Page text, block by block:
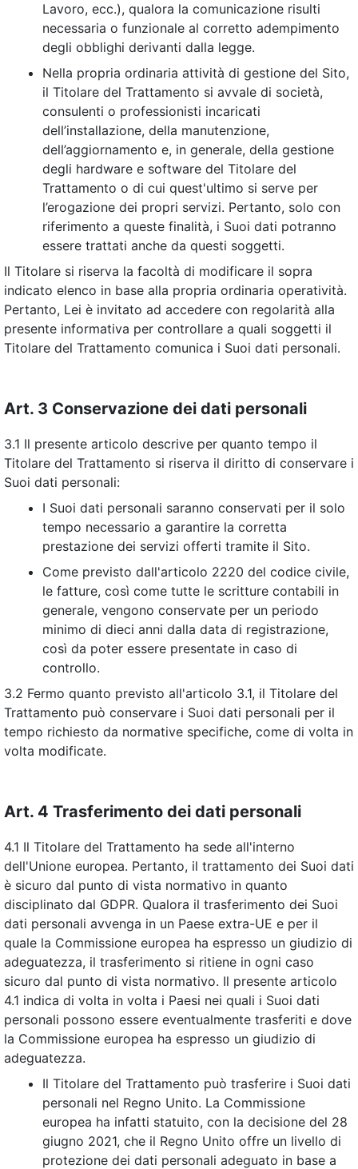
Lavoro, ecc.), qualora la comunicazione risulti
necessaria o funzionale al corretto adempimento
degli obblighi derivanti dalla legge.
Nella propria ordinaria attività di gestione del Sito,
il Titolare del Trattamento si avvale di società,
consulenti o professionisti incaricati
dell’installazione, della manutenzione,
dell’aggiornamento e, in generale, della gestione
degli hardware e software del Titolare del
Trattamento o di cui quest'ultimo si serve per
l’erogazione dei propri servizi. Pertanto, solo con
riferimento a queste finalità, i Suoi dati potranno
essere trattati anche da questi soggetti.
Il Titolare si riserva la facoltà di modificare il sopra
indicato elenco in base alla propria ordinaria operatività.
Pertanto, Lei è invitato ad accedere con regolarità alla
presente informativa per controllare a quali soggetti il
Titolare del Trattamento comunica i Suoi dati personali.
Art. 3 Conservazione dei dati personali
3.1 Il presente articolo descrive per quanto tempo il
Titolare del Trattamento si riserva il diritto di conservare i
Suoi dati personali:
I Suoi dati personali saranno conservati per il solo
tempo necessario a garantire la corretta
prestazione dei servizi offerti tramite il Sito.
Come previsto dall'articolo 2220 del codice civile,
le fatture, così come tutte le scritture contabili in
generale, vengono conservate per un periodo
minimo di dieci anni dalla data di registrazione,
così da poter essere presentate in caso di
controllo.
3.2 Fermo quanto previsto all'articolo 3.1, il Titolare del
Trattamento può conservare i Suoi dati personali per il
tempo richiesto da normative specifiche, come di volta in
volta modificate.
Art. 4 Trasferimento dei dati personali
4.1 Il Titolare del Trattamento ha sede all'interno
dell'Unione europea. Pertanto, il trattamento dei Suoi dati
è sicuro dal punto di vista normativo in quanto
disciplinato dal GDPR. Qualora il trasferimento dei Suoi
dati personali avvenga in un Paese extra-UE e per il
quale la Commissione europea ha espresso un giudizio di
adeguatezza, il trasferimento si ritiene in ogni caso
sicuro dal punto di vista normativo. Il presente articolo
4.1 indica di volta in volta i Paesi nei quali i Suoi dati
personali possono essere eventualmente trasferiti e dove
la Commissione europea ha espresso un giudizio di
adeguatezza.
Il Titolare del Trattamento può trasferire i Suoi dati
personali nel Regno Unito. La Commissione
europea ha infatti statuito, con la decisione del 28
giugno 2021, che il Regno Unito offre un livello di
protezione dei dati personali adeguato in base a